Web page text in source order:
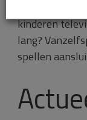
kinderen
lang?
spellen